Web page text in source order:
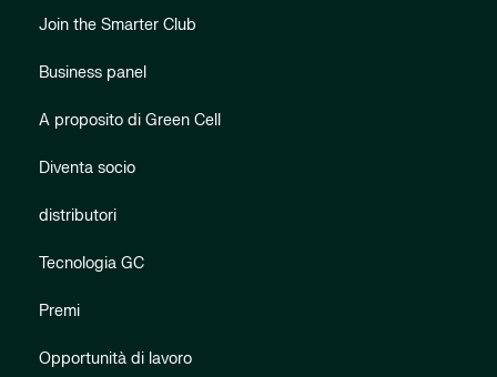
Join the Smarter Club
Business panel
A proposito di Green Cell
Diventa socio
distributori
Tecnologia GC
Premi
Opportunità di lavoro